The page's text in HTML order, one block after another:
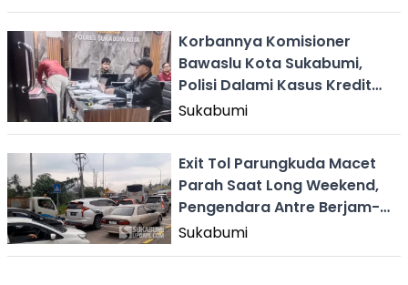
Korbannya Komisioner
Bawaslu Kota Sukabumi,
Polisi Dalami Kasus Kredit
Macet Tiba-tiba
Sukabumi
Exit Tol Parungkuda Macet
Parah Saat Long Weekend,
Pengendara Antre Berjam-
jam
Sukabumi